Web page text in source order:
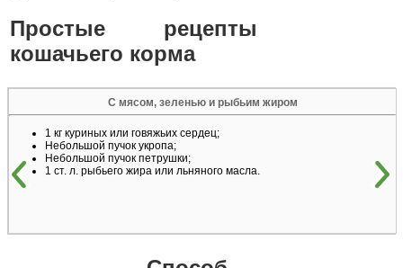
Простые рецепты
кошачьего корма
С мясом, зеленью и рыбьим жиром
1 кг куриных или говяжьих сердец;
Небольшой пучок укропа;
Небольшой пучок петрушки;
1 ст. л. рыбьего жира или льняного масла.